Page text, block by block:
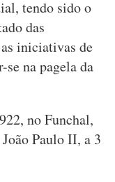
tendo sido o
das
iniciativas de
na pagela da
no Funchal,
Paulo II, a 3